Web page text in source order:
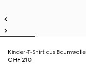
Kinder-T-Shirt aus Baumwolle
CHF 210